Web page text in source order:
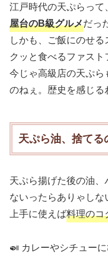
江戸時代の天ぷらって
屋台のB級グルメだっ
しかも、ご飯にのせ
クッと食べるファスト
今じゃ高級店の天ぷら
のねぇ。歴史を感じる
天ぷら油、捨てる
天ぷら揚げた後の油
ないったらありゃしな
上手に使えば料理のコ
🍛 カレーやシチュー